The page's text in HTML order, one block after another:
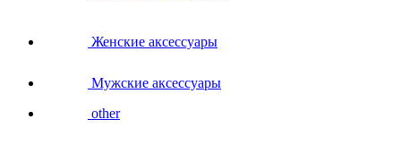
Женские аксессуары
Мужские аксессуары
other